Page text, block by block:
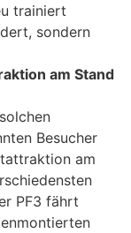
trainiert
sondern
am Stand
Besucher
am
PF3 fährt